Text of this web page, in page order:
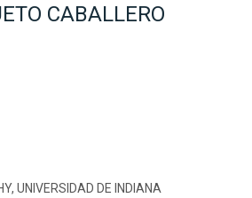
CABALLERO
UNIVERSIDAD DE INDIANA